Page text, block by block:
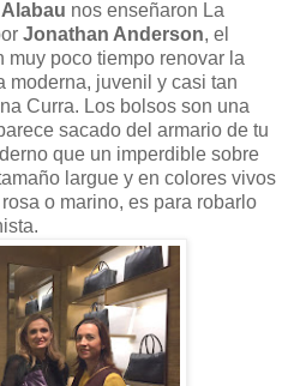
nos enseñaron La
Jonathan Anderson, el
poco tiempo renovar la
moderna, juvenil y casi tan
Curra. Los bolsos son una
sacado del armario de tu
que un imperdible sobre
largue y en colores vivos
o marino, es para robarlo